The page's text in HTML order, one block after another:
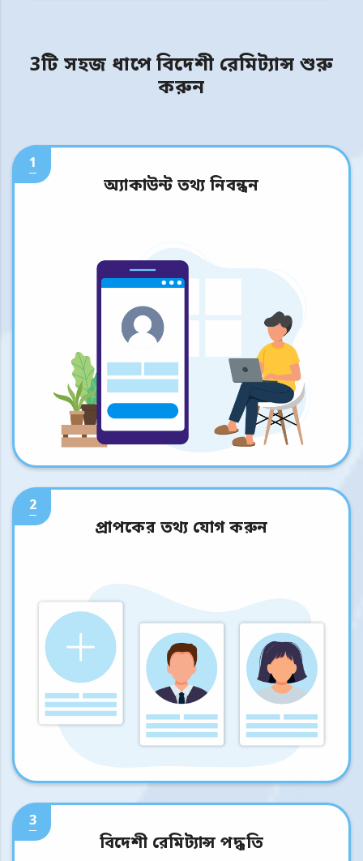
3টি সহজ ধাপে বিদেশী রেমিট্যান্স শুরু
করুন
1
অ্যাকাউন্ট তথ্য নিবন্ধন
2
প্রাপকের তথ্য যোগ করুন
3
বিদেশী রেমিট্যান্স পদ্ধতি